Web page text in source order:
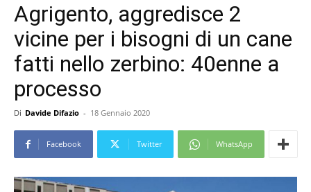
Agrigento, aggredisce 2
vicine per i bisogni di un cane
fatti nello zerbino: 40enne a
processo
Di Davide Difazio - 18 Gennaio 2020
Facebook Twitter WhatsApp